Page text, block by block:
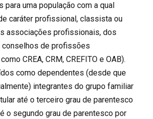
uma população com a qual
caráter profissional, classista ou
associações profissionais, dos
de profissões
CREA, CRM, CREFITO e OAB).
como dependentes (desde que
integrantes do grupo familiar
até o terceiro grau de parentesco
o segundo grau de parentesco por